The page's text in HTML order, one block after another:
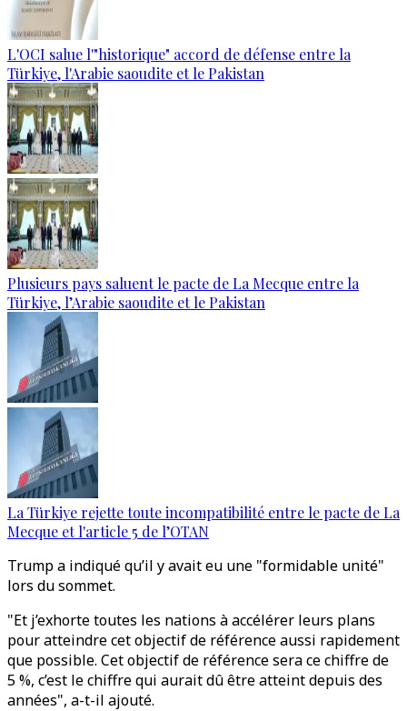
L'OCI salue l'"historique" accord de défense entre la
Türkiye, l'Arabie saoudite et le Pakistan
Plusieurs pays saluent le pacte de La Mecque entre la
Türkiye, l’Arabie saoudite et le Pakistan
La Türkiye rejette toute incompatibilité entre le pacte de La
Mecque et l'article 5 de l’OTAN
Trump a indiqué qu’il y avait eu une "formidable unité"
lors du sommet.
"Et j’exhorte toutes les nations à accélérer leurs plans
pour atteindre cet objectif de référence aussi rapidement
que possible. Cet objectif de référence sera ce chiffre de
5 %, c’est le chiffre qui aurait dû être atteint depuis des
années", a-t-il ajouté.